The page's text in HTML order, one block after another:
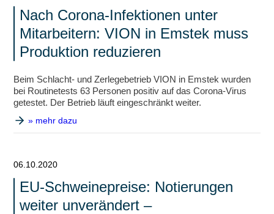
Nach Corona-Infektionen unter
Mitarbeitern: VION in Emstek muss
Produktion reduzieren
Beim Schlacht- und Zerlegebetrieb VION in Emstek wurden
bei Routinetests 63 Personen positiv auf das Corona-Virus
getestet. Der Betrieb läuft eingeschränkt weiter.
» mehr dazu
06.10.2020
EU-Schweinepreise: Notierungen
weiter unverändert –